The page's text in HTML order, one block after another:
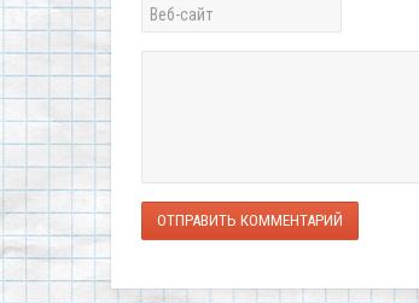
ОТПРАВИТЬ КОММЕНТАРИЙ